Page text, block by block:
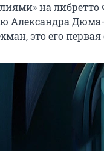
на
Александра
это его